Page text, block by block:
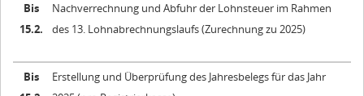
Bis
15.2.
Nachverrechnung und Abfuhr der Lohnsteuer im Rahmen
des 13. Lohnabrechnungslaufs (Zurechnung zu 2025)
Bis
Erstellung und Überprüfung des Jahresbelegs für das Jahr